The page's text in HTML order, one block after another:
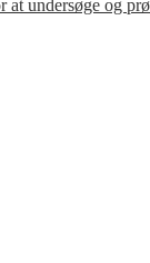
undersøge og